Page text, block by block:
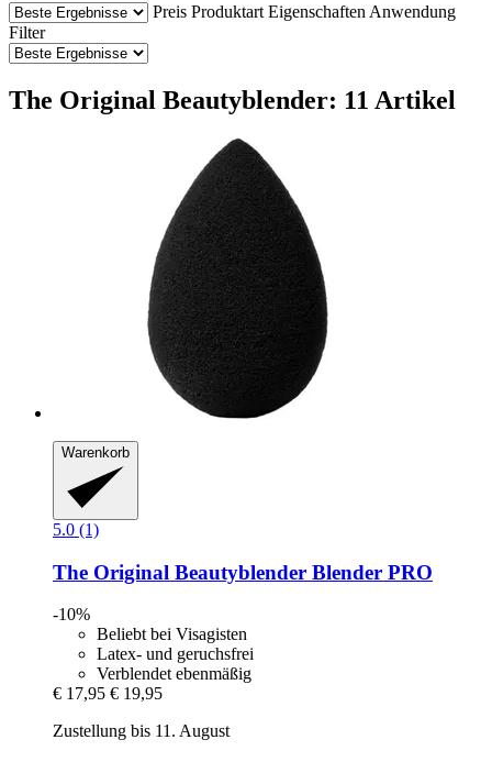
Preis Produktart Eigenschaften Anwendung
Filter
The Original Beautyblender: 11 Artikel
Warenkorb
5.0 (1)
The Original Beautyblender Blender PRO
-10%
Beliebt bei Visagisten
Latex- und geruchsfrei
Verblendet ebenmäßig
€ 17,95 € 19,95
Zustellung bis 11. August